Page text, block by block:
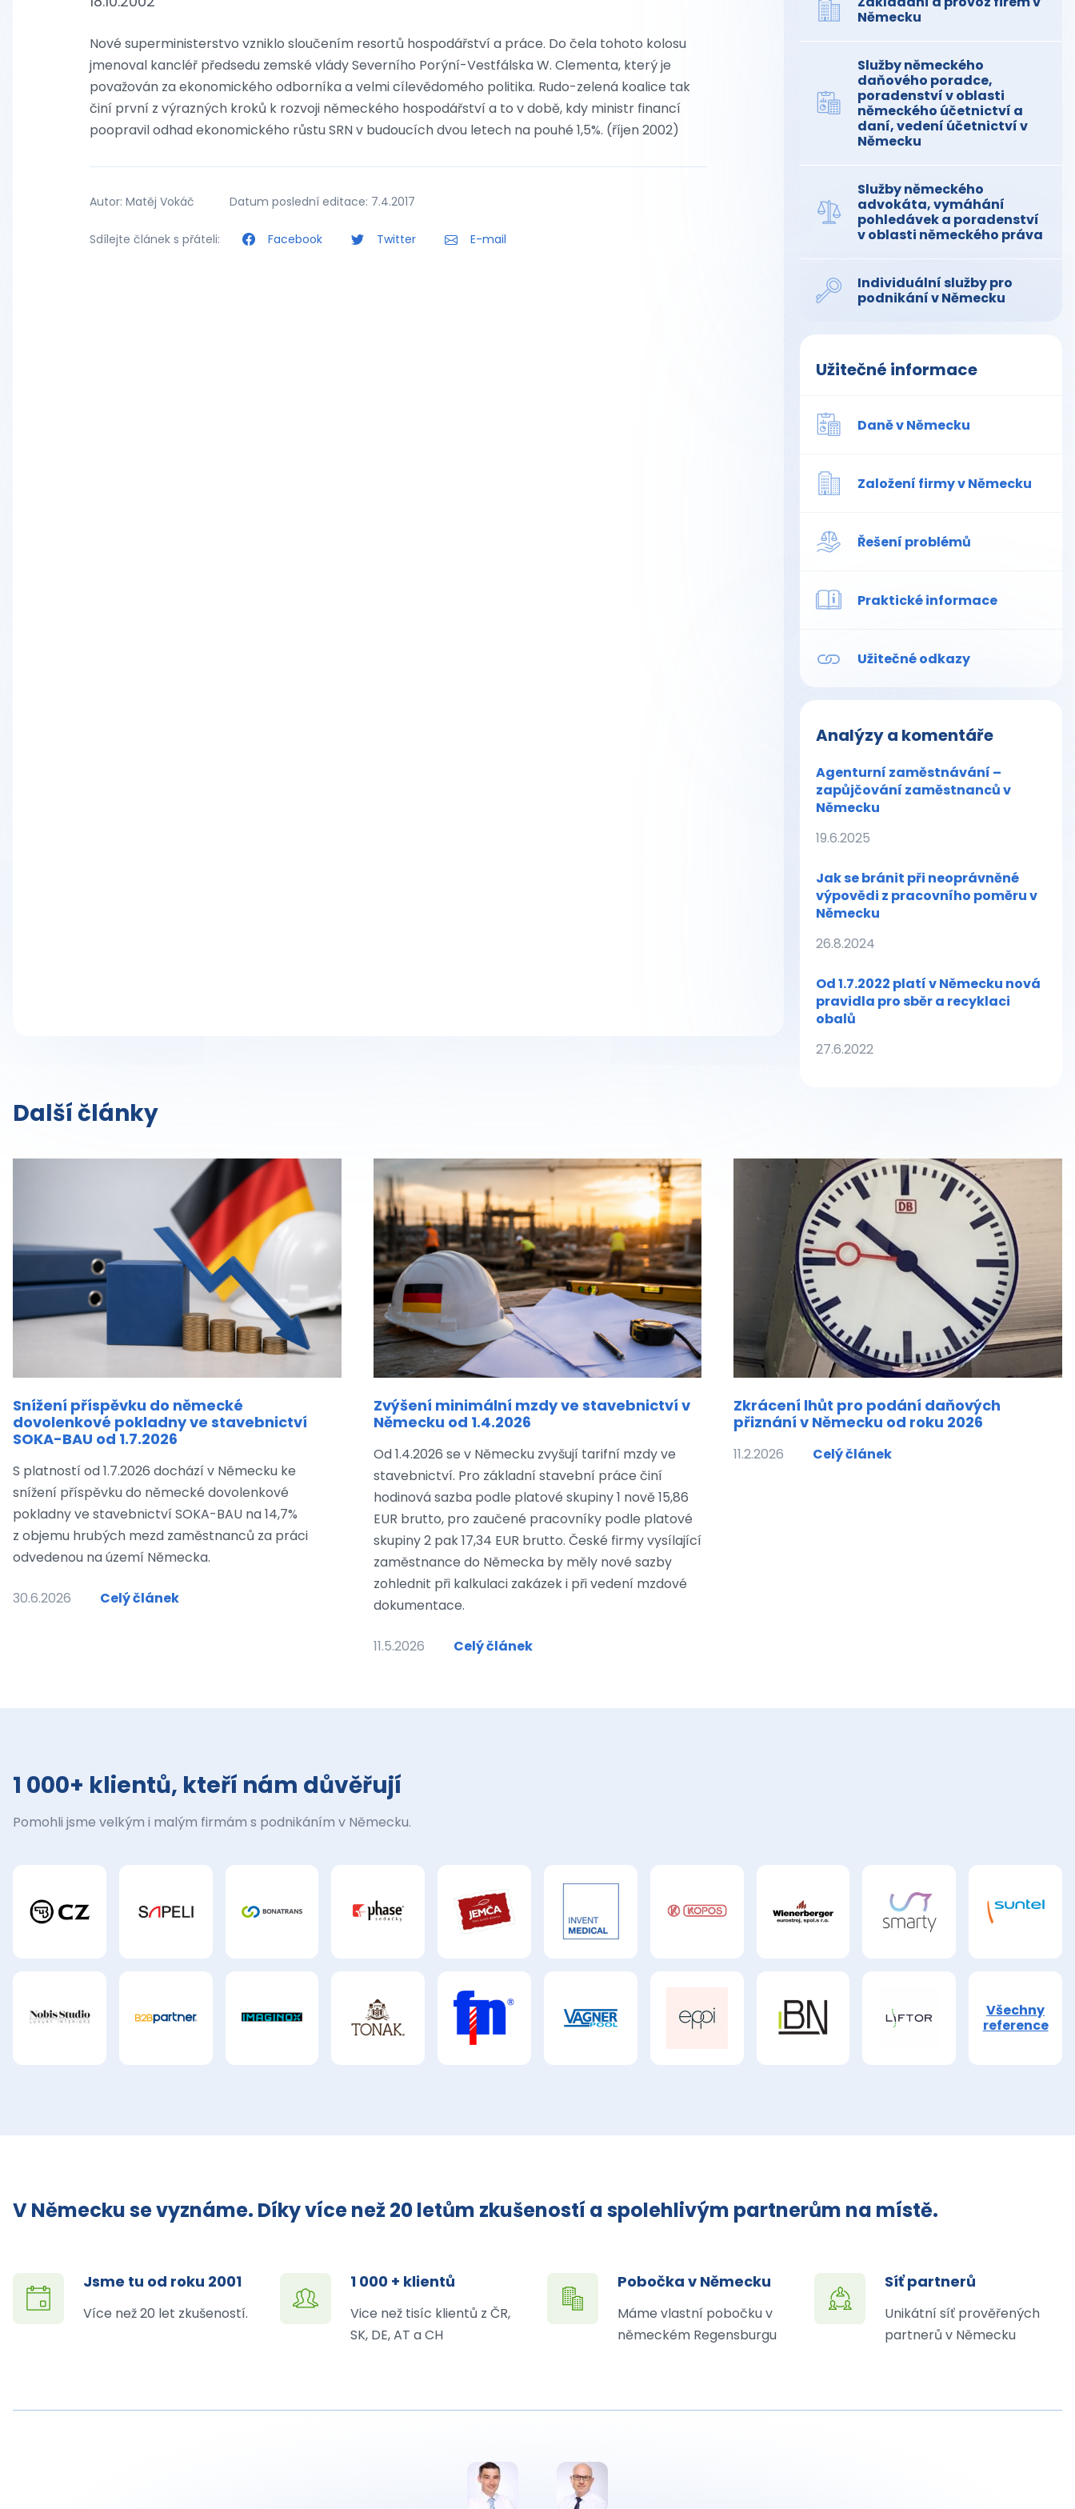
Nové superministerstvo vzniklo sloučením resortů hospodářství a práce. Do čela tohoto kolosu
jmenoval kancléř předsedu zemské vlády Severního Porýní-Vestfálska W. Clementa, který je
považován za ekonomického odborníka a velmi cílevědomého politika. Rudo-zelená koalice tak
činí první z výrazných kroků k rozvoji německého hospodářství a to v době, kdy ministr financí
poopravil odhad ekonomického růstu SRN v budoucích dvou letech na pouhé 1,5%. (říjen 2002)
Autor: Matěj Vokáč Datum poslední editace: 7.4.2017
Sdílejte článek s přáteli: Facebook Twitter E-mail
Německu
Služby německého
daňového poradce,
poradenství v oblasti
německého účetnictví a
daní, vedení účetnictví v
Německu
Služby německého
advokáta, vymáhání
pohledávek a poradenství
v oblasti německého práva
Individuální služby pro
podnikání v Německu
Užitečné informace
Daně v Německu
Založení firmy v Německu
Řešení problémů
Praktické informace
Užitečné odkazy
Analýzy a komentáře
Agenturní zaměstnávání –
zapůjčování zaměstnanců v
Německu
19.6.2025
Jak se bránit při neoprávněné
výpovědi z pracovního poměru v
Německu
26.8.2024
Od 1.7.2022 platí v Německu nová
pravidla pro sběr a recyklaci
obalů
27.6.2022
Další články
Snížení příspěvku do německé
dovolenkové pokladny ve stavebnictví
SOKA-BAU od 1.7.2026
S platností od 1.7.2026 dochází v Německu ke
snížení příspěvku do německé dovolenkové
pokladny ve stavebnictví SOKA-BAU na 14,7%
z objemu hrubých mezd zaměstnanců za práci
odvedenou na území Německa.
30.6.2026 Celý článek
Zvýšení minimální mzdy ve stavebnictví v
Německu od 1.4.2026
Od 1.4.2026 se v Německu zvyšují tarifní mzdy ve
stavebnictví. Pro základní stavební práce činí
hodinová sazba podle platové skupiny 1 nově 15,86
EUR brutto, pro zaučené pracovníky podle platové
skupiny 2 pak 17,34 EUR brutto. České firmy vysílající
zaměstnance do Německa by měly nové sazby
zohlednit při kalkulaci zakázek i při vedení mzdové
dokumentace.
11.5.2026 Celý článek
Zkrácení lhůt pro podání daňových
přiznání v Německu od roku 2026
11.2.2026 Celý článek
1 000+ klientů, kteří nám důvěřují
Pomohli jsme velkým i malým firmám s podnikáním v Německu.
Všechny
reference
V Německu se vyznáme. Díky více než 20 letům zkušeností a spolehlivým partnerům na místě.
Jsme tu od roku 2001
Více než 20 let zkušeností.
1 000 + klientů
Vice než tisíc klientů z ČR,
SK, DE, AT a CH
Pobočka v Německu
Máme vlastní pobočku v
německém Regensburgu
Síť partnerů
Unikátní síť prověřených
partnerů v Německu